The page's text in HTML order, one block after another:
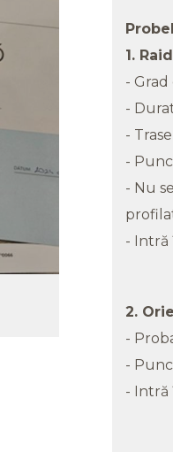
1.
-
-
-
-
- Nu
- Intră
2.
-
-
- Intră